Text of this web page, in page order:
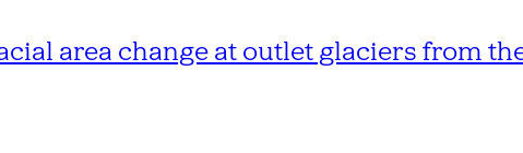
area change at outlet glaciers from